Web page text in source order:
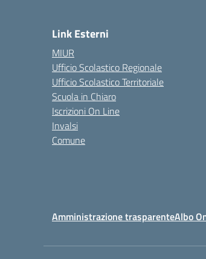
Link Esterni
MIUR
Ufficio Scolastico Regionale
Ufficio Scolastico Territoriale
Scuola in Chiaro
Iscrizioni On Line
Invalsi
Comune
Amministrazione trasparenteAlbo